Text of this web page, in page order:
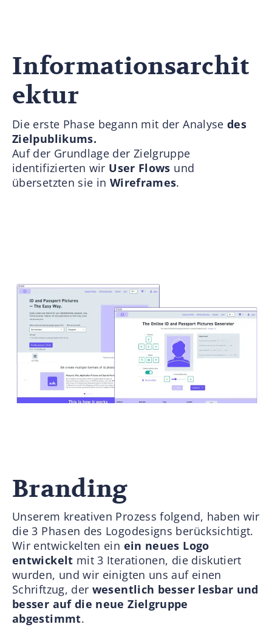
Informationsarchit
ektur
Die erste Phase begann mit der Analysedes
Zielpublikums.
Auf der Grundlage der Zielgruppe
identifizierten wir User Flows und
übersetzten sie in Wireframes.
Branding
Unserem kreativen Prozess folgend, haben wir
die 3 Phasen des Logodesigns berücksichtigt.
Wir entwickelten ein ein neues Logo
entwickelt mit 3 Iterationen, die diskutiert
wurden, und wir einigten uns auf einen
Schriftzug, der wesentlich besser lesbar und
besser auf die neue Zielgruppe
abgestimmt.